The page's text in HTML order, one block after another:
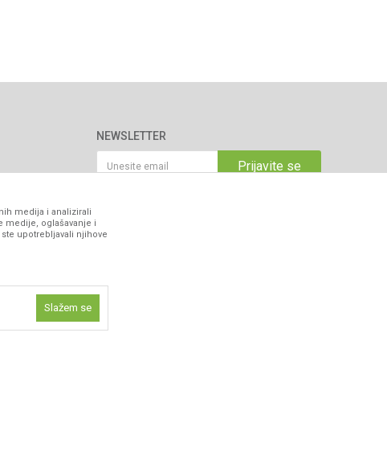
NEWSLETTER
Prijavite se
medija i analizirali
medije, oglašavanje i
upotrebljavali njihove
Slažem se